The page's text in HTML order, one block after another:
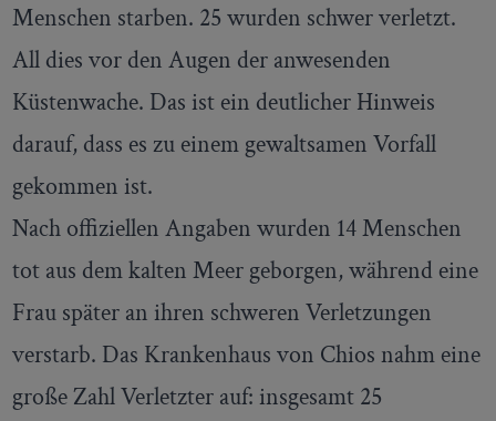
Menschen starben. 25 wurden schwer verletzt.
All dies vor den Augen der anwesenden
Küstenwache. Das ist ein deutlicher Hinweis
darauf, dass es zu einem gewaltsamen Vorfall
gekommen ist.
Nach offiziellen Angaben wurden 14 Menschen
tot aus dem kalten Meer geborgen, während eine
Frau später an ihren schweren Verletzungen
verstarb. Das Krankenhaus von Chios nahm eine
große Zahl Verletzter auf: insgesamt 25